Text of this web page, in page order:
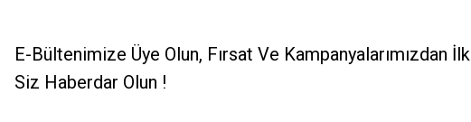
E-Bültenimize Üye Olun, Fırsat Ve Kampanyalarımızdan İlk
Siz Haberdar Olun !